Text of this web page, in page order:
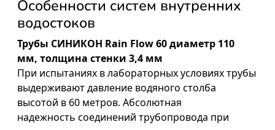
Особенности систем внутренних
водостоков
Трубы СИНИКОН Rain Flow 60 диаметр 110
мм, толщина стенки 3,4 мм
При испытаниях в лабораторных условиях трубы
выдерживают давление водяного столба
высотой в 60 метров. Абсолютная
надежность соединений трубопровода при